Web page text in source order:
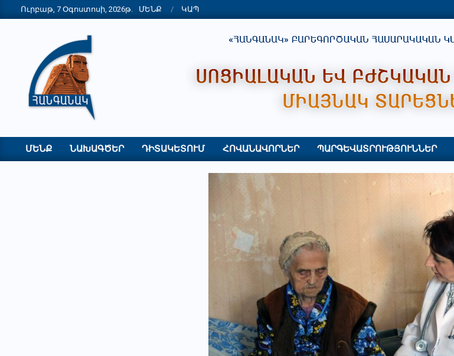
to
Ուրբաթ, 7 Օգոստոսի, 2026թ. ՄԵՆՔ ԿԱՊ
"ՀԱՆԳԱՆԱԿ"
ՀԿ
Primary
ՄԵՆՔ ՆԱԽԱԳԾԵՐ ԴԻՏԱԿԵՏՈՒՄ ՀՈՎԱՆԱՎՈՐՆԵՐ ՊԱՐԳԵՎԱՏՐՈՒԹՅՈՒՆՆԵՐ